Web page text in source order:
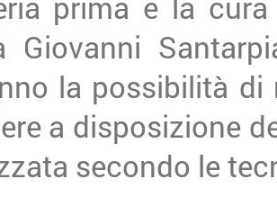
Giovanni
la possibilità
a disposizione
secondo le